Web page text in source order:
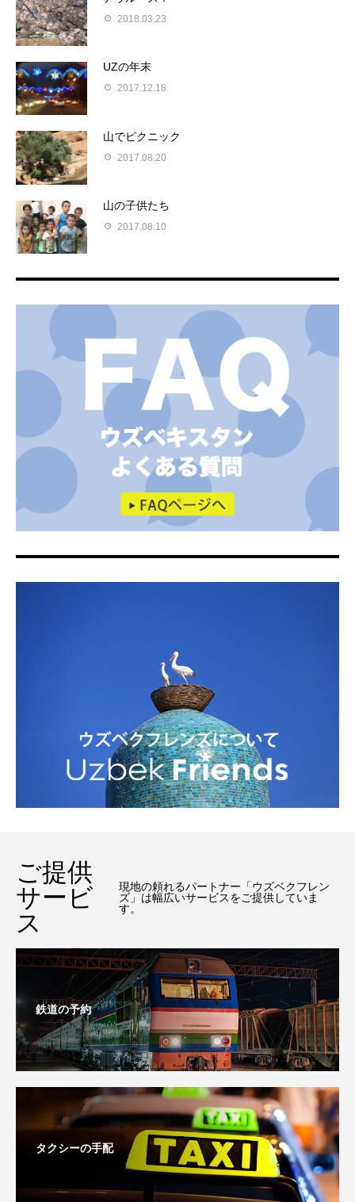
2018.03.23
UZの年末
2017.12.18
山でピクニック
2017.08.20
山の子供たち
2017.08.10
ご提供
サービ
ス
現地の頼れるパートナー「ウズベクフレン
ズ」は幅広いサービスをご提供していま
す。
鉄道の予約
タクシーの手配